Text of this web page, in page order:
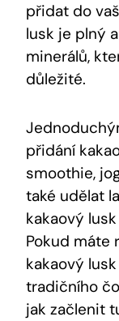
přidat do
‍lusk je plný
minerálů,
důležité.
přidání
smoothie,
také udělat
⁣kakaový
Pokud máte
kakaový
tradičního
jak začlenit